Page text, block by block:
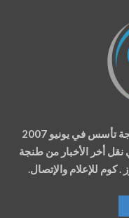
في يونيو 2007
أخر الأخبار من طنجة
للإعلام والإتصال.